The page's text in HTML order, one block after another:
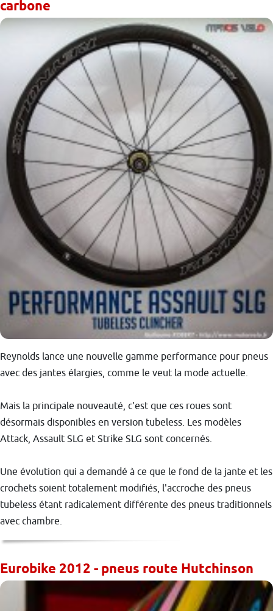
carbone
Reynolds lance une nouvelle gamme performance pour pneus
avec des jantes élargies, comme le veut la mode actuelle.
Mais la principale nouveauté, c'est que ces roues sont
désormais disponibles en version tubeless. Les modèles
Attack, Assault SLG et Strike SLG sont concernés.
Une évolution qui a demandé à ce que le fond de la jante et les
crochets soient totalement modifiés, l'accroche des pneus
tubeless étant radicalement différente des pneus traditionnels
avec chambre.
Eurobike 2012 - pneus route Hutchinson